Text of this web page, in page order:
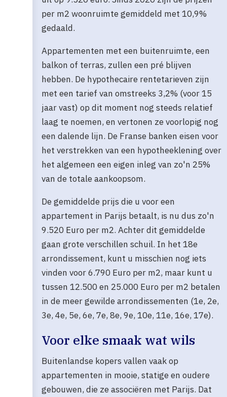
per m2 woonruimte gemiddeld met 10,9%
gedaald.
Appartementen met een buitenruimte, een
balkon of terras, zullen een pré blijven
hebben. De hypothecaire rentetarieven zijn
met een tarief van omstreeks 3,2% (voor 15
jaar vast) op dit moment nog steeds relatief
laag te noemen, en vertonen ze voorlopig nog
een dalende lijn. De Franse banken eisen voor
het verstrekken van een hypotheeklening over
het algemeen een eigen inleg van zo'n 25%
van de totale aankoopsom.
De gemiddelde prijs die u voor een
appartement in Parijs betaalt, is nu dus zo'n
9.520 Euro per m2. Achter dit gemiddelde
gaan grote verschillen schuil. In het 18e
arrondissement, kunt u misschien nog iets
vinden voor 6.790 Euro per m2, maar kunt u
tussen 12.500 en 25.000 Euro per m2 betalen
in de meer gewilde arrondissementen (1e, 2e,
3e, 4e, 5e, 6e, 7e, 8e, 9e, 10e, 11e, 16e, 17e).
Voor elke smaak wat wils
Buitenlandse kopers vallen vaak op
appartementen in mooie, statige en oudere
gebouwen, die ze associëren met Parijs. Dat